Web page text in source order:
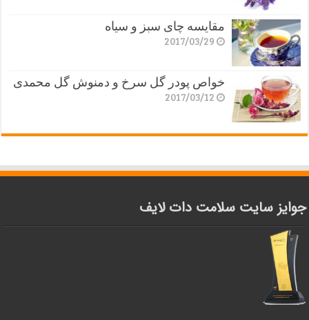
مقایسه چای سبز و سیاه
2017/03/29
خواص پودر گل سرخ و دمنوش گل محمدی
2017/03/12
جوایز سایت سلامت دات لایف